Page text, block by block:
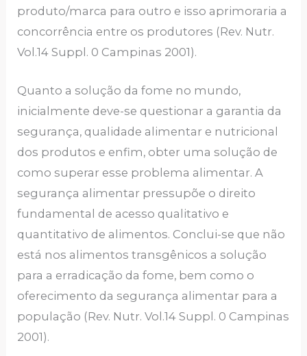
produto/marca para outro e isso aprimoraria a
concorrência entre os produtores (Rev. Nutr.
Vol.14 Suppl. 0 Campinas 2001).
Quanto a solução da fome no mundo,
inicialmente deve-se questionar a garantia da
segurança, qualidade alimentar e nutricional
dos produtos e enfim, obter uma solução de
como superar esse problema alimentar. A
segurança alimentar pressupõe o direito
fundamental de acesso qualitativo e
quantitativo de alimentos. Conclui-se que não
está nos alimentos transgênicos a solução
para a erradicação da fome, bem como o
oferecimento da segurança alimentar para a
população (Rev. Nutr. Vol.14 Suppl. 0 Campinas
2001).